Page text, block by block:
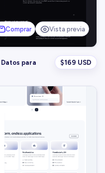
Comprar Vista previa
para
$169 USD